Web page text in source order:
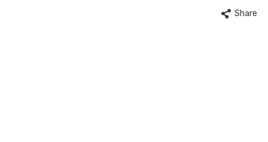
Share